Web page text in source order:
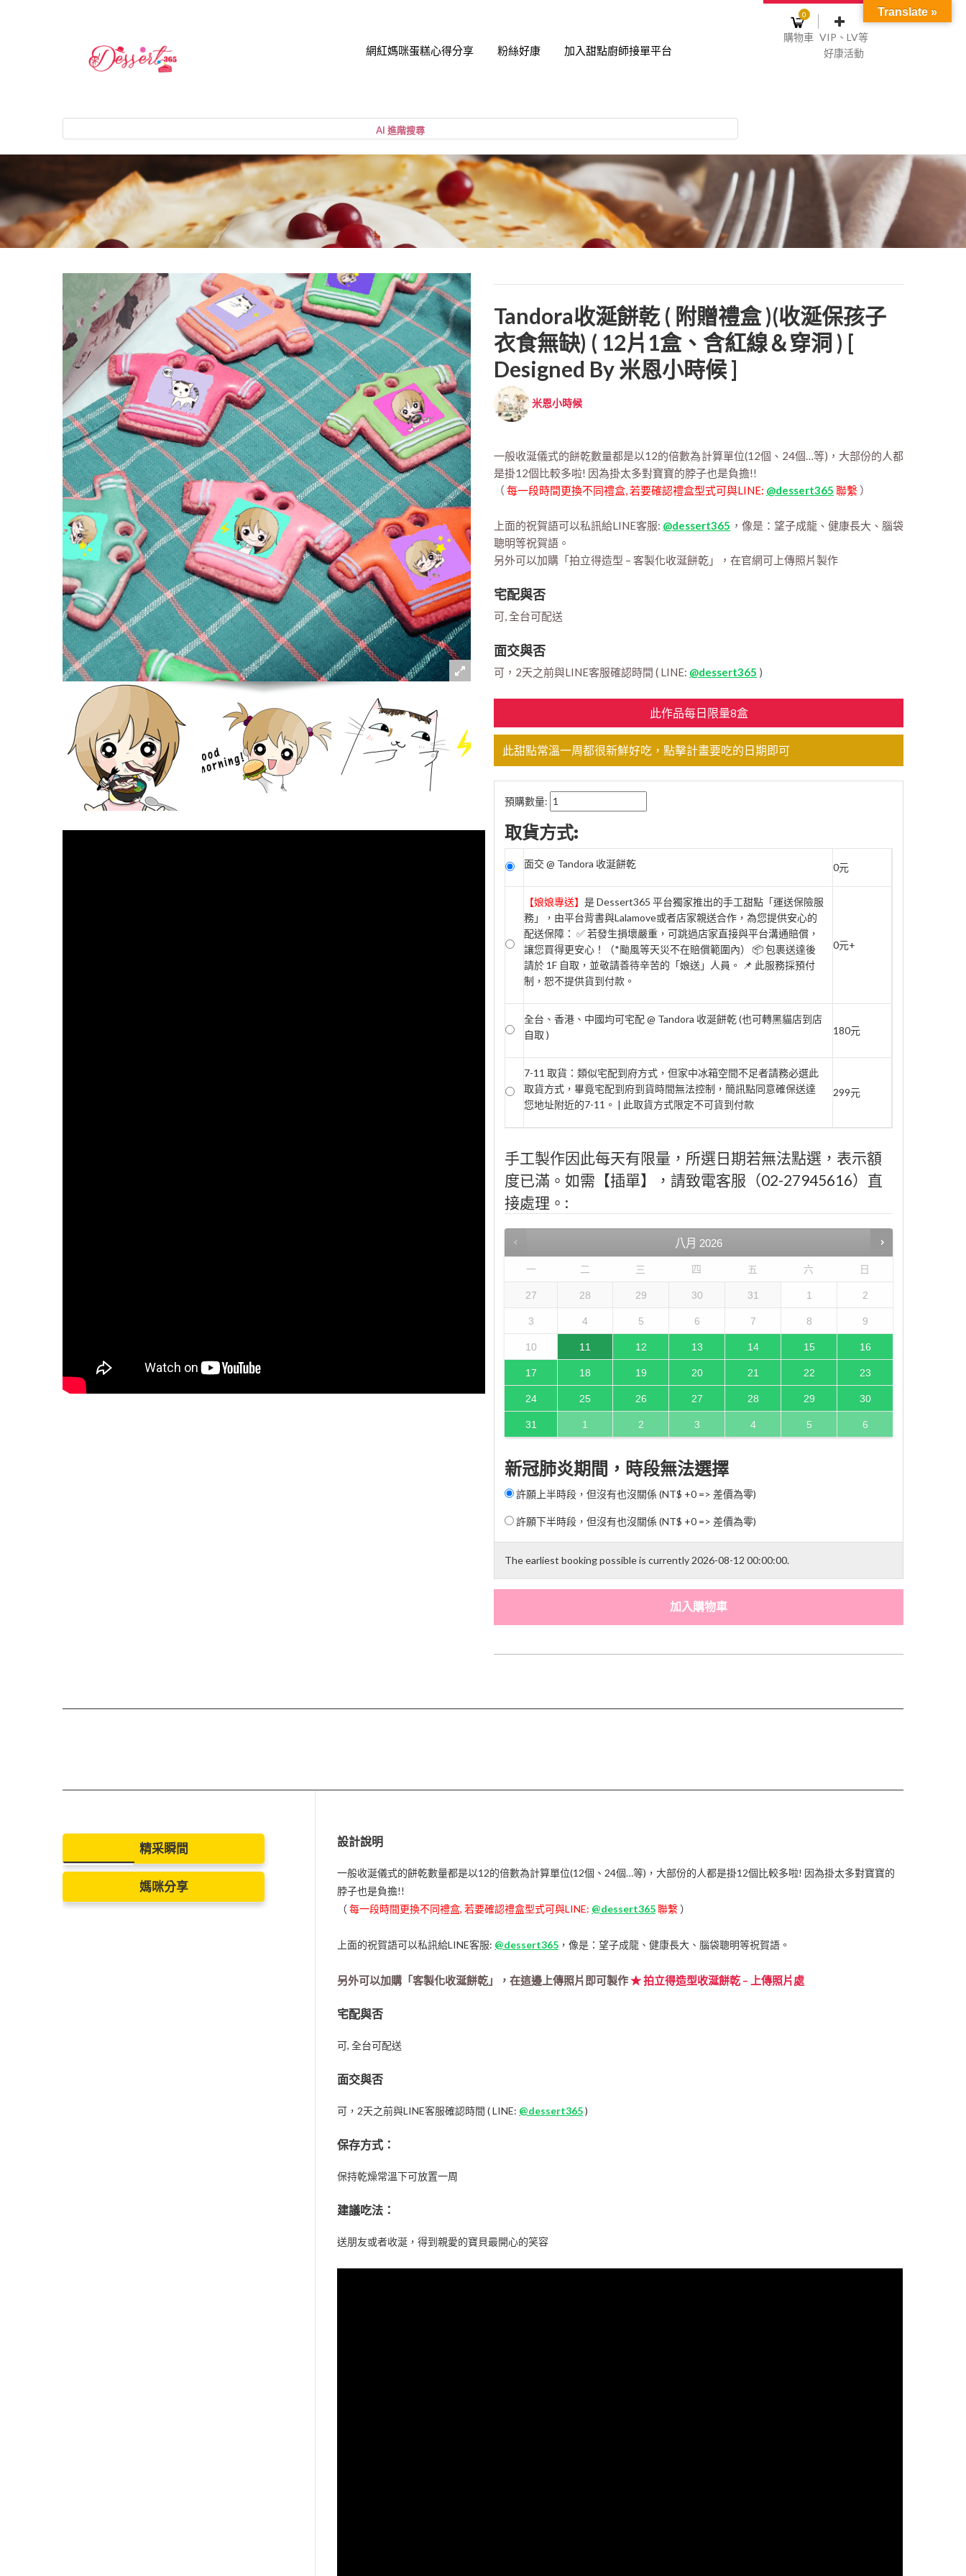
網紅媽咪蛋糕心得分享 粉絲好康 加入甜點廚師接單平台
0
購物車 VIP、LV等
好康活動
小計:NT$0
密碼
記住我
Tandora收涎餅乾 ( 附贈禮盒 )(收涎保孩子
衣食無缺) ( 12片1盒、含紅線＆穿洞 ) [
Designed By 米恩小時候 ]
米恩小時候
一般收涎儀式的餅乾數量都是以12的倍數為計算單位(12個、24個…等)，大部份的人都
是掛12個比較多啦! 因為掛太多對寶寶的脖子也是負擔!!
（ 每一段時間更換不同禮盒, 若要確認禮盒型式可與LINE: @dessert365 聯繫 ）
上面的祝賀語可以私訊給LINE客服: @dessert365 ，像是：望子成龍、健康長大、腦袋
聰明等祝賀語。
另外可以加購「拍立得造型 – 客製化收涎餅乾」，在官網可上傳照片製作
宅配與否
可, 全台可配送
面交與否
可，2天之前與LINE客服確認時間 ( LINE: @dessert365 )
此作品每日限量8盒
此甜點常溫一周都很新鮮好吃，點擊計畫要吃的日期即可
預購數量:
取貨方式:
面交 @ Tandora 收涎餅乾 0元
【娘娘專送】 是 Dessert365 平台獨家推出的手工甜點「運送保險服
務」，由平台背書與Lalamove或者店家親送合作，為您提供安心的
配送保障： ✅ 若發生損壞嚴重，可跳過店家直接與平台溝通賠償，
讓您買得更安心！（*颱風等天災不在賠償範圍內） 📦 包裹送達後
請於 1F 自取，並敬請善待辛苦的「娘送」人員。 📌 此服務採預付
制，恕不提供貨到付款。
0元+
全台、香港、中國均可宅配 @ Tandora 收涎餅乾 (也可轉黑貓店到店
自取 )
180元
7-11 取貨：類似宅配到府方式，但家中冰箱空間不足者請務必選此
取貨方式，畢竟宅配到府到貨時間無法控制，簡訊點同意確保送達
您地址附近的7-11。 | 此取貨方式限定不可貨到付款
299元
手工製作因此每天有限量，所選日期若無法點選，表示額
度已滿。如需【插單】，請致電客服（02-27945616）直
接處理。:
八月 2026
一 二 三 四 五 六 日
27 28 29 30 31 1 2
3 4 5 6 7 8 9
10 11 12 13 14 15 16
17 18 19 20 21 22 23
24 25 26 27 28 29 30
31 1 2 3 4 5 6
新冠肺炎期間，時段無法選擇
許願上半時段，但沒有也沒關係 (NT$ +0 => 差價為零)
許願下半時段，但沒有也沒關係 (NT$ +0 => 差價為零)
The earliest booking possible is currently 2026-08-12 00:00:00.
加入購物車
精采瞬間
媽咪分享
設計說明
一般收涎儀式的餅乾數量都是以12的倍數為計算單位(12個、24個…等)，大部份的人都是掛12個比較多啦! 因為掛太多對寶寶的
脖子也是負擔!!
（ 每一段時間更換不同禮盒, 若要確認禮盒型式可與LINE: @dessert365聯繫 ）
上面的祝賀語可以私訊給LINE客服: @dessert365 ，像是：望子成龍、健康長大、腦袋聰明等祝賀語。
另外可以加購「客製化收涎餅乾」，在這邊上傳照片即可製作★ 拍立得造型收涎餅乾 – 上傳照片處
宅配與否
可, 全台可配送
面交與否
可，2天之前與LINE客服確認時間 ( LINE: @dessert365)
保存方式：
保持乾燥常溫下可放置一周
建議吃法：
送朋友或者收涎，得到親愛的寶貝最開心的笑容
Translate »